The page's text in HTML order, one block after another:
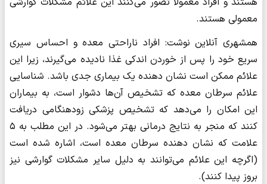
معمولی هستند.
همشهری آنلاین نوشت: افراد ناراحتی معده و احساس سیری
سریع خود را پس از خوردن اندکی غذا نادیده می‌گیرند، زیرا این
علائم ممکن است نشان دهنده یک بیماری جدی باشد. شناسایی
علائم سرطان معده که تشخیص آن‌ها دشوار است، به بیماران
این امکان را می‌دهد که تشخیص پزشکی زودهنگامی دریافت
کنند که منجر به نتایج درمانی بهتر می‌شود. در این مطلب به ۵
علامت که نشان دهنده سرطان معده است، اشاره شده است
(اگرچه این علائم می‌توانند به دلیل سایر مشکلات گوارشی نیز
بروز پیدا کنند).